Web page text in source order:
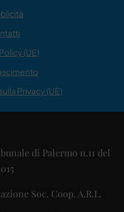
(UE)
Privacy (UE)
di Palermo n.11 del
Soc. Coop. A.R.L.